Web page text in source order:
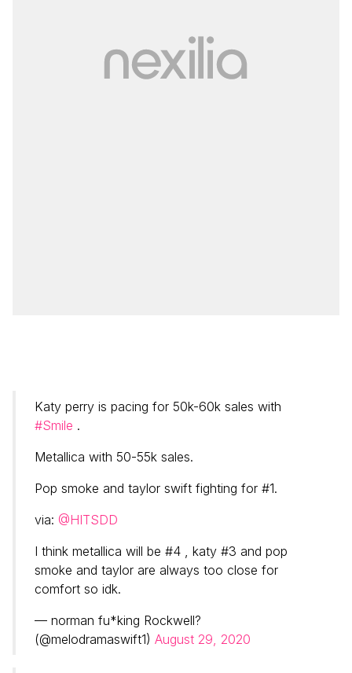
Katy perry is pacing for 50k-60k sales with
#Smile .
Metallica with 50-55k sales.
Pop smoke and taylor swift fighting for #1.
via: @HITSDD
I think metallica will be #4 , katy #3 and pop
smoke and taylor are always too close for
comfort so idk.
— norman fu*king Rockwell?
(@melodramaswift1) August 29, 2020